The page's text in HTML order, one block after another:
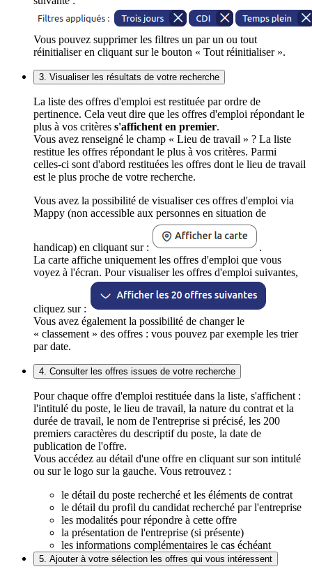
Vous pouvez supprimer les filtres un par un ou tout
réinitialiser en cliquant sur le bouton « Tout réinitialiser ».
3. Visualiser les résultats de votre recherche
La liste des offres d'emploi est restituée par ordre de
pertinence. Cela veut dire que les offres d'emploi répondant le
plus à vos critères s'affichent en premier.
Vous avez renseigné le champ « Lieu de travail » ? La liste
restitue les offres répondant le plus à vos critères. Parmi
celles-ci sont d'abord restituées les offres dont le lieu de travail
est le plus proche de votre recherche.
Vous avez la possibilité de visualiser ces offres d'emploi via
Mappy (non accessible aux personnes en situation de
handicap) en cliquant sur :
.
La carte affiche uniquement les offres d'emploi que vous
voyez à l'écran. Pour visualiser les offres d'emploi suivantes,
cliquez sur :
Vous avez également la possibilité de changer le
« classement » des offres : vous pouvez par exemple les trier
par date.
4. Consulter les offres issues de votre recherche
Pour chaque offre d'emploi restituée dans la liste, s'affichent :
l'intitulé du poste, le lieu de travail, la nature du contrat et la
durée de travail, le nom de l'entreprise si précisé, les 200
premiers caractères du descriptif du poste, la date de
publication de l'offre.
Vous accédez au détail d'une offre en cliquant sur son intitulé
ou sur le logo sur la gauche. Vous retrouvez :
le détail du poste recherché et les éléments de contrat
le détail du profil du candidat recherché par l'entreprise
les modalités pour répondre à cette offre
la présentation de l'entreprise (si présente)
les informations complémentaires le cas échéant
5. Ajouter à votre sélection les offres qui vous intéressent